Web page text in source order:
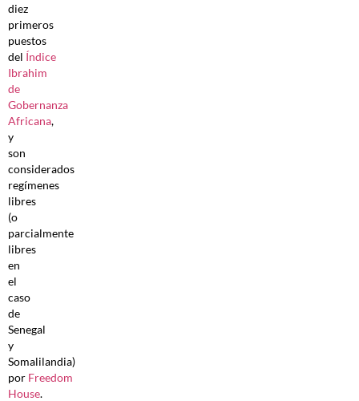
diez
primeros
puestos
del Índice
Ibrahim
de
Gobernanza
Africana,
y
son
considerados
regímenes
libres
(o
parcialmente
libres
en
el
caso
de
Senegal
y
Somalilandia)
por Freedom
House.